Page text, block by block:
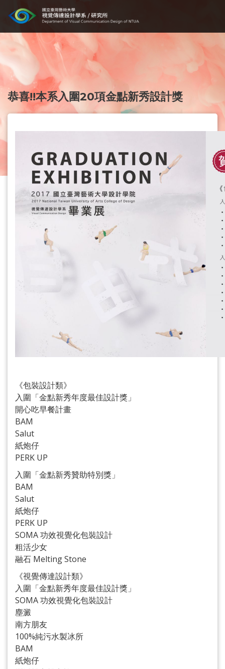
恭喜!!本系入圍20項金點新秀設計獎
《包裝設計類》
入圍「金點新秀年度最佳設計獎」
開心吃早餐計畫
BAM
Salut
紙炮仔
PERK UP
入圍「金點新秀贊助特別獎」
BAM
Salut
紙炮仔
PERK UP
SOMA 功效視覺化包裝設計
粗活少女
融石 Melting Stone
《視覺傳達設計類》
入圍「金點新秀年度最佳設計獎」
SOMA 功效視覺化包裝設計
塵澱
南方朋友
100%純污水製冰所
BAM
紙炮仔